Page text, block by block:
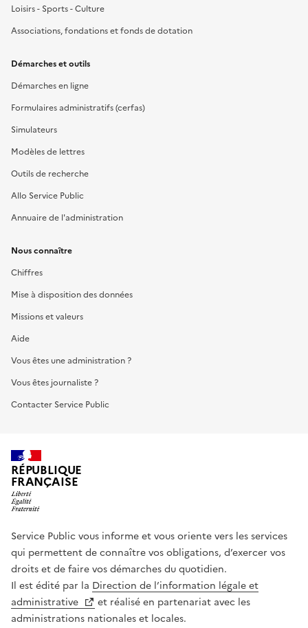
Loisirs - Sports - Culture
Associations, fondations et fonds de dotation
Démarches et outils
Démarches en ligne
Formulaires administratifs (cerfas)
Simulateurs
Modèles de lettres
Outils de recherche
Allo Service Public
Annuaire de l'administration
Nous connaître
Chiffres
Mise à disposition des données
Missions et valeurs
Aide
Vous êtes une administration ?
Vous êtes journaliste ?
Contacter Service Public
RÉPUBLIQUE
FRANÇAISE
Service Public vous informe et vous oriente vers les services
qui permettent de connaître vos obligations, d’exercer vos
droits et de faire vos démarches du quotidien.
Il est édité par la Direction de l’information légale et
administrative
et réalisé en partenariat avec les
administrations nationales et locales.